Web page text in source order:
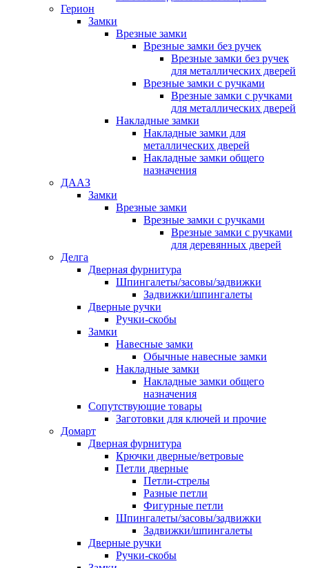
Герион
Замки
Врезные замки
Врезные замки без ручек
Врезные замки без ручек
для металлических дверей
Врезные замки с ручками
Врезные замки с ручками
для металлических дверей
Накладные замки
Накладные замки для
металлических дверей
Накладные замки общего
назначения
ДААЗ
Замки
Врезные замки
Врезные замки с ручками
Врезные замки с ручками
для деревянных дверей
Делга
Дверная фурнитура
Шпингалеты/засовы/задвижки
Задвижки/шпингалеты
Дверные ручки
Ручки-скобы
Замки
Навесные замки
Обычные навесные замки
Накладные замки
Накладные замки общего
назначения
Сопутствующие товары
Заготовки для ключей и прочие
Домарт
Дверная фурнитура
Крючки дверные/ветровые
Петли дверные
Петли-стрелы
Разные петли
Фигурные петли
Шпингалеты/засовы/задвижки
Задвижки/шпингалеты
Дверные ручки
Ручки-скобы